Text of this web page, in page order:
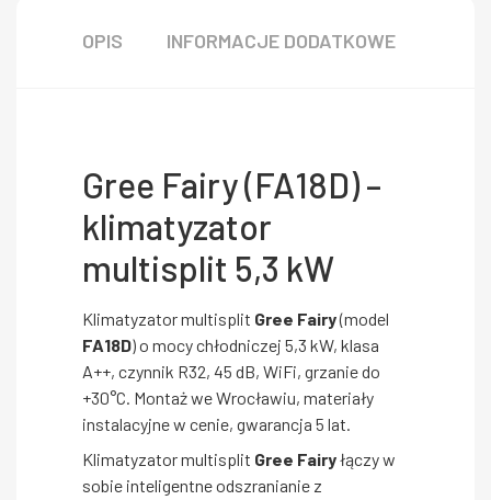
OPIS INFORMACJE DODATKOWE
Gree Fairy (FA18D) –
klimatyzator
multisplit 5,3 kW
Klimatyzator multisplit Gree Fairy(model
FA18D) o mocy chłodniczej 5,3 kW, klasa
A++, czynnik R32, 45 dB, WiFi, grzanie do
+30°C. Montaż we Wrocławiu, materiały
instalacyjne w cenie, gwarancja 5 lat.
Klimatyzator multisplit Gree Fairyłączy w
sobie inteligentne odszranianie z